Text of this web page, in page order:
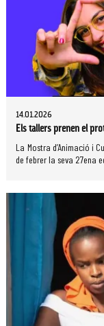
14.01.2026
Els tallers prenen el
La Mostra d’Animació i
de febrer la seva 27ena